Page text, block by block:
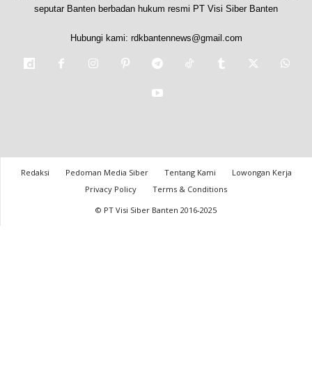
seputar Banten berbadan hukum resmi PT Visi Siber Banten
Hubungi kami: rdkbantennews@gmail.com
Redaksi Pedoman Media Siber Tentang Kami
Lowongan Kerja
Privacy Policy
Terms & Conditions
© PT Visi Siber Banten 2016-2025